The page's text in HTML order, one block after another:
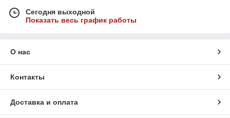
Сегодня выходной
Показать весь график работы
О нас
Контакты
Доставка и оплата